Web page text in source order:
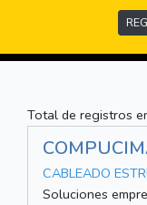
Total de registros
CABLEADO
Soluciones